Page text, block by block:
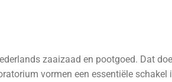
zaaizaad en pootgoed. Dat
vormen een essentiële